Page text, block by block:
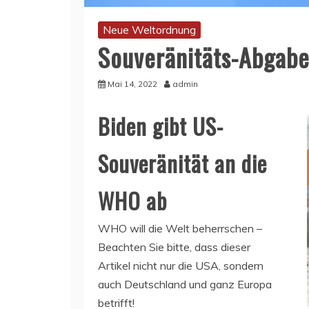
Neue Weltordnung
Souveränitäts-
Mai 14, 2022 admin
Biden gibt US-
Souveränität an die
WHO ab
WHO will die Welt beherrschen –
Beachten Sie bitte, dass dieser
Artikel nicht nur die USA, sondern
auch Deutschland und ganz Europa
betrifft!